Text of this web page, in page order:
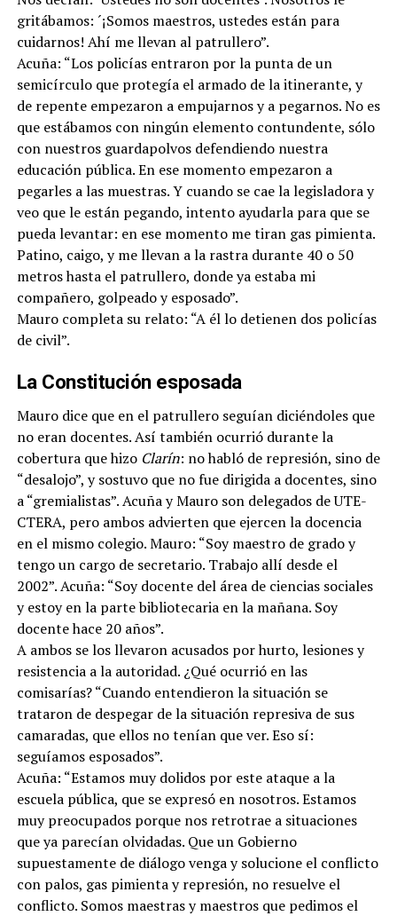
gritábamos: ´¡Somos maestros, ustedes están para
cuidarnos! Ahí me llevan al patrullero”.
Acuña: “Los policías entraron por la punta de un
semicírculo que protegía el armado de la itinerante, y
de repente empezaron a empujarnos y a pegarnos. No es
que estábamos con ningún elemento contundente, sólo
con nuestros guardapolvos defendiendo nuestra
educación pública. En ese momento empezaron a
pegarles a las muestras. Y cuando se cae la legisladora y
veo que le están pegando, intento ayudarla para que se
pueda levantar: en ese momento me tiran gas pimienta.
Patino, caigo, y me llevan a la rastra durante 40 o 50
metros hasta el patrullero, donde ya estaba mi
compañero, golpeado y esposado”.
Mauro completa su relato: “A él lo detienen dos policías
de civil”.
La Constitución esposada
Mauro dice que en el patrullero seguían diciéndoles que
no eran docentes. Así también ocurrió durante la
cobertura que hizo Clarín: no habló de represión, sino de
“desalojo”, y sostuvo que no fue dirigida a docentes, sino
a “gremialistas”. Acuña y Mauro son delegados de UTE-
CTERA, pero ambos advierten que ejercen la docencia
en el mismo colegio. Mauro: “Soy maestro de grado y
tengo un cargo de secretario. Trabajo allí desde el
2002”. Acuña: “Soy docente del área de ciencias sociales
y estoy en la parte bibliotecaria en la mañana. Soy
docente hace 20 años”.
A ambos se los llevaron acusados por hurto, lesiones y
resistencia a la autoridad. ¿Qué ocurrió en las
comisarías? “Cuando entendieron la situación se
trataron de despegar de la situación represiva de sus
camaradas, que ellos no tenían que ver. Eso sí:
seguíamos esposados”.
Acuña: “Estamos muy dolidos por este ataque a la
escuela pública, que se expresó en nosotros. Estamos
muy preocupados porque nos retrotrae a situaciones
que ya parecían olvidadas. Que un Gobierno
supuestamente de diálogo venga y solucione el conflicto
con palos, gas pimienta y represión, no resuelve el
conflicto. Somos maestras y maestros que pedimos el